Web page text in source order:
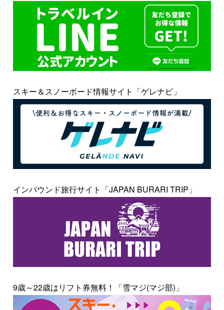
スキー＆スノーボード情報サイト「ゲレナビ」
インバウンド旅行サイト「JAPAN BURARI TRIP」
9歳～22歳はリフト券無料！「雪マジ(マジ部)」